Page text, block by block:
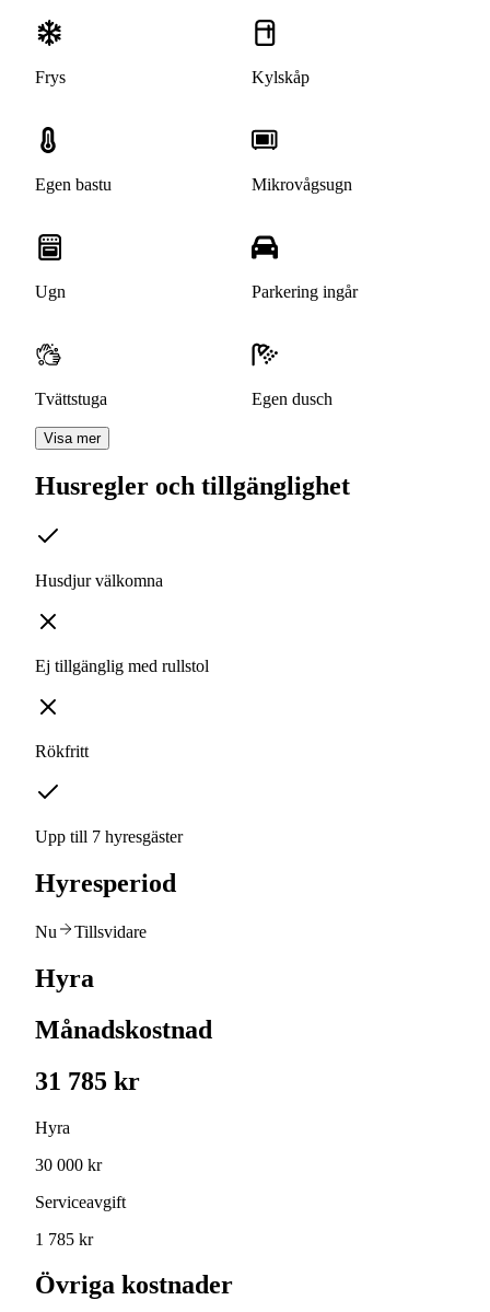
Frys Kylskåp
Egen bastu Mikrovågsugn
Ugn Parkering ingår
Tvättstuga Egen dusch
Visa mer
Husregler och tillgänglighet
Husdjur välkomna
Ej tillgänglig med rullstol
Rökfritt
Upp till 7 hyresgäster
Hyresperiod
Nu Tillsvidare
Hyra
Månadskostnad
31 785 kr
Hyra
30 000 kr
Serviceavgift
1 785 kr
Övriga kostnader